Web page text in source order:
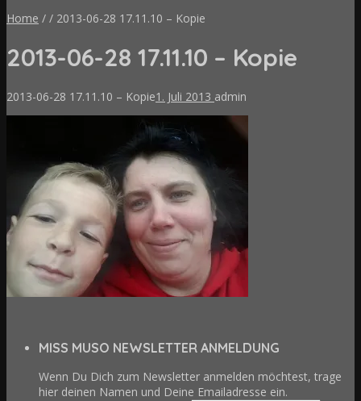
Home / / 2013-06-28 17.11.10 – Kopie
2013-06-28 17.11.10 – Kopie
2013-06-28 17.11.10 – Kopie1. Juli 2013 admin
MISS MUSO NEWSLETTER ANMELDUNG
Wenn Du Dich zum Newsletter anmelden möchtest, trage
hier deinen Namen und Deine Emailadresse ein.